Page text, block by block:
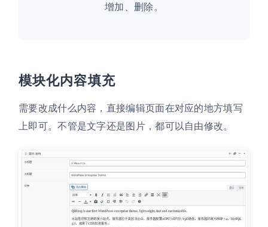
增加、删除。
模块化内容填充
需要改成什么内容，直接编辑页面在对应的地方填写
上即可。不管是文字还是图片，都可以自由修改。